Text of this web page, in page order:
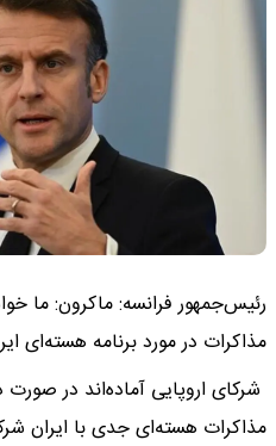
رئیس‌جمهور فرانسه: ماکرون: ما
مذاکرات در مورد برنامه هسته‌ای
شرکای اروپایی آماده‌اند در
مذاکرات هسته‌ای جدی با ایران